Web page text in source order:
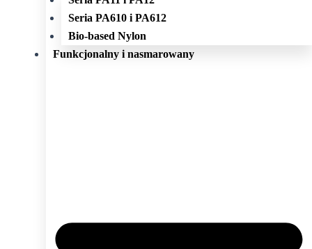
Seria PA610 i PA612
Bio-based Nylon
Funkcjonalny i nasmarowany